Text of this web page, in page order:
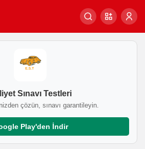
Sınavı Testleri
çözün, sınavı garantileyin.
Play'den İndir
0